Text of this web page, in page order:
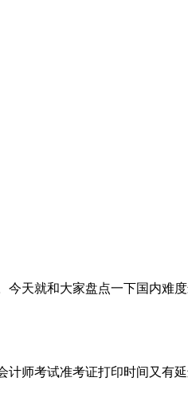
天就和大家盘点一下国内难
师考试准考证打印时间又有